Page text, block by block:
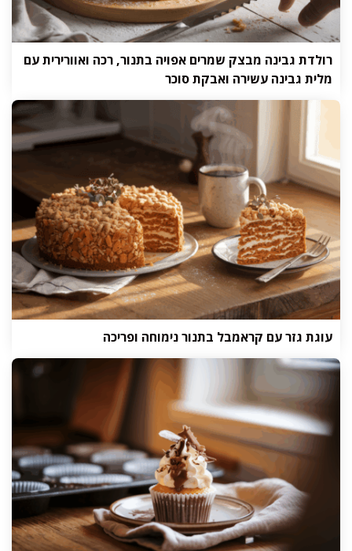
רולדת גבינה מבצק שמרים אפויה בתנור, רכה ואוורירית עם
מלית גבינה עשירה ואבקת סוכר
עוגת גזר עם קראמבל בתנור נימוחה ופריכה